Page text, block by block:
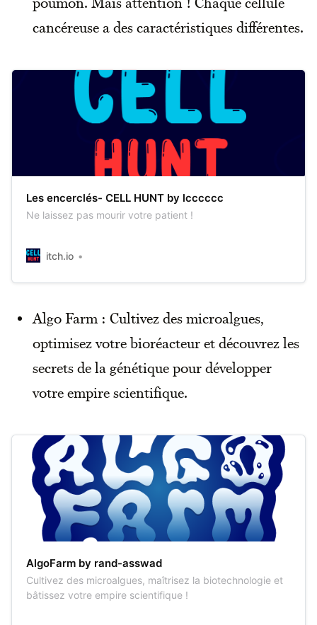
cancéreuse a des caractéristiques différentes.
Les encerclés- CELL HUNT by lcccccc
Ne laissez pas mourir votre patient !
itch.io
Algo Farm : Cultivez des microalgues,
optimisez votre bioréacteur et découvrez les
secrets de la génétique pour développer
votre empire scientifique.
AlgoFarm by rand-asswad
Cultivez des microalgues, maîtrisez la biotechnologie et
bâtissez votre empire scientifique !